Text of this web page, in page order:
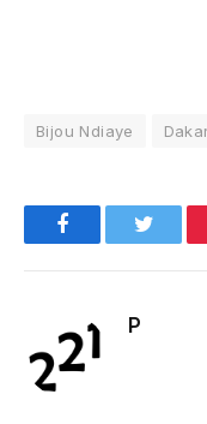
Bijou Ndiaye
FacebookTwitter
P